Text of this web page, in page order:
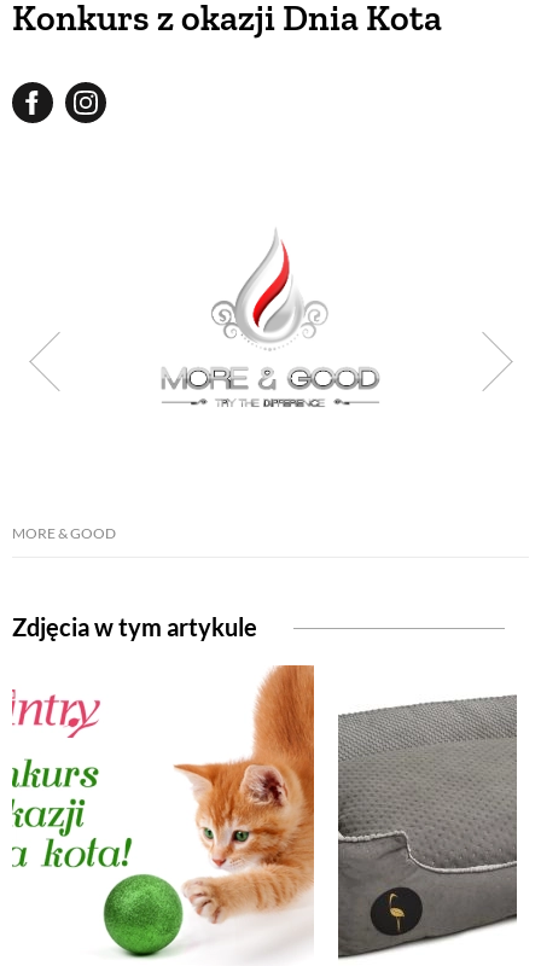
Konkurs z okazji Dnia Kota
MORE & GOOD
Zdjęcia w tym artykule
WARZYWA I OWOCE
ROŚLINY OGRODOWE
PORADY
URODA
NATURALNA APTECZKA
DLA DOMU
EKO ŻYCIE